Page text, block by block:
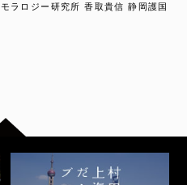
モラロジー研究所 香取貴信 静岡護国